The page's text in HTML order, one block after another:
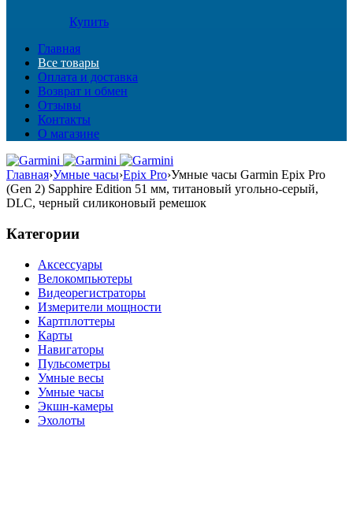
Купить
Главная
Все товары
Оплата и доставка
Возврат и обмен
Отзывы
Контакты
О магазине
Главная›Умные часы›Epix Pro›Умные часы Garmin Epix Pro
(Gen 2) Sapphire Edition 51 мм, титановый угольно-серый,
DLC, черный силиконовый ремешок
Категории
Аксессуары
Велокомпьютеры
Видеорегистраторы
Измерители мощности
Картплоттеры
Карты
Навигаторы
Пульсометры
Умные весы
Умные часы
Экшн-камеры
Эхолоты